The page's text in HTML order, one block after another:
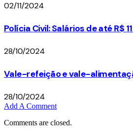
02/11/2024
Polícia Civil: Salários de até R$
28/10/2024
Vale-refeição e vale-
28/10/2024
Add A Comment
Comments are closed.